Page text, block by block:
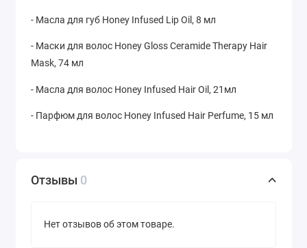
- Масла для губ Honey Infused Lip Oil, 8 мл
- Маски для волос Honey Gloss Ceramide Therapy Hair
Mask, 74 мл
- Масла для волос Honey Infused Hair Oil, 21мл
- Парфюм для волос Honey Infused Hair Perfume, 15 мл
Отзывы 0
Нет отзывов об этом товаре.